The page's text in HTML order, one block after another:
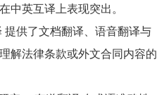
中英互译上表现突出。
供了文档翻译、语音翻译与
解法律条款或外文合同内容的